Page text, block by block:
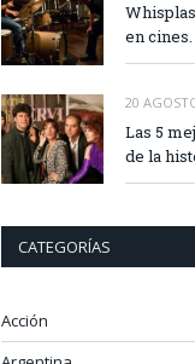
en cines.
20
Las 5
de la
CATEGORÍAS
Acción